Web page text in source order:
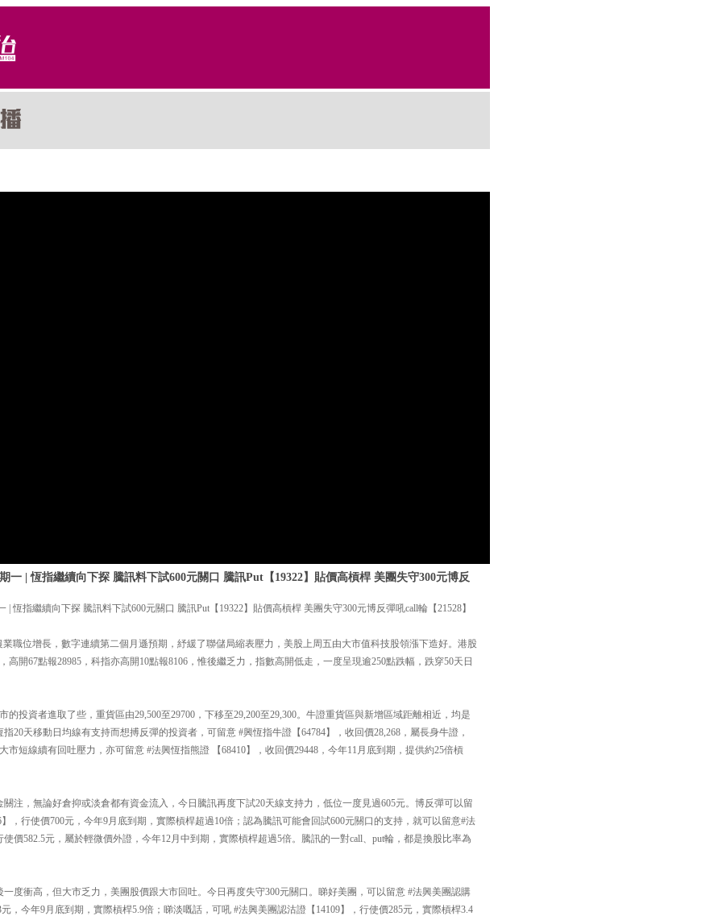
一 | 恆指繼續向下探 騰訊料下試600元關口 騰訊Put【19322】貼價高槓桿 美團失守300元博反
| 恆指繼續向下探 騰訊料下試600元關口 騰訊Put【19322】貼價高槓桿 美團失守300元博反彈吼call輪【21528】
業職位增長，數字連續第二個月遜預期，紓緩了聯儲局縮表壓力，美股上周五由大市值科技股領漲下造好。港股
高開67點報28985，科指亦高開10點報8106，惟後繼乏力，指數高開低走，一度呈現逾250點跌幅，跌穿50天日
的投資者進取了些，重貨區由29,500至29700，下移至29,200至29,300。牛證重貨區與新增區域距離相近，均是
指20天移動日均線有支持而想搏反彈的投資者，可留意 #興恆指牛證【64784】，收回價28,268，屬長身牛證，
市短線續有回吐壓力，亦可留意 #法興恆指熊證 【68410】，收回價29448，今年11月底到期，提供約25倍槓
關注，無論好倉抑或淡倉都有資金流入，今日騰訊再度下試20天線支持力，低位一度見過605元。博反彈可以留
，行使價700元，今年9月底到期，實際槓桿超過10倍；認為騰訊可能會回試600元關口的支持，就可以留意#法
使價582.5元，屬於輕微價外證，今年12月中到期，實際槓桿超過5倍。騰訊的一對call、put輪，都是換股比率為
一度衝高，但大市乏力，美團股價跟大市回吐。今日再度失守300元關口。睇好美團，可以留意 #法興美團認購
元，今年9月底到期，實際槓桿5.9倍；睇淡嘅話，可吼 #法興美團認沽證【14109】，行使價285元，實際槓桿3.4